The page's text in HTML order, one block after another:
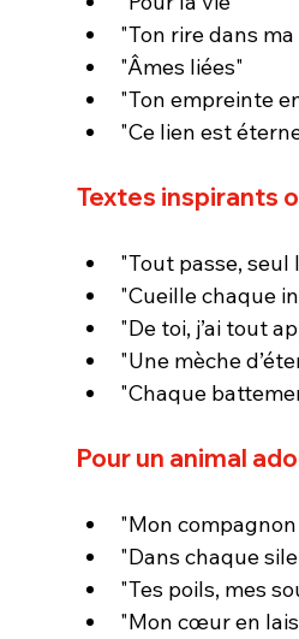
"Ton rire dans
"Âmes liées"
"Ton empreinte
"Ce lien est
Textes inspirants
"Tout passe, seul
"Cueille chaque
"De toi, j’ai tout
"Une mèche
"Chaque
Pour un animal
"Mon
"Dans chaque
"Tes poils, mes
"Mon cœur en